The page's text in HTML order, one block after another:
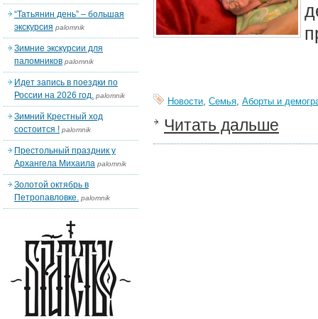
Новости, Семья, Аборты и
Читать дальше
“Татьянин день” – большая
экскурсия palomnik
Зимние экскурсии для
паломников palomnik
Идет запись в поездки по
России на 2026 год. palomnik
Зимний Крестный ход
состоится ! palomnik
Престольный праздник у
Архангела Михаила palomnik
Золотой октябрь в
Петропавловке. palomnik